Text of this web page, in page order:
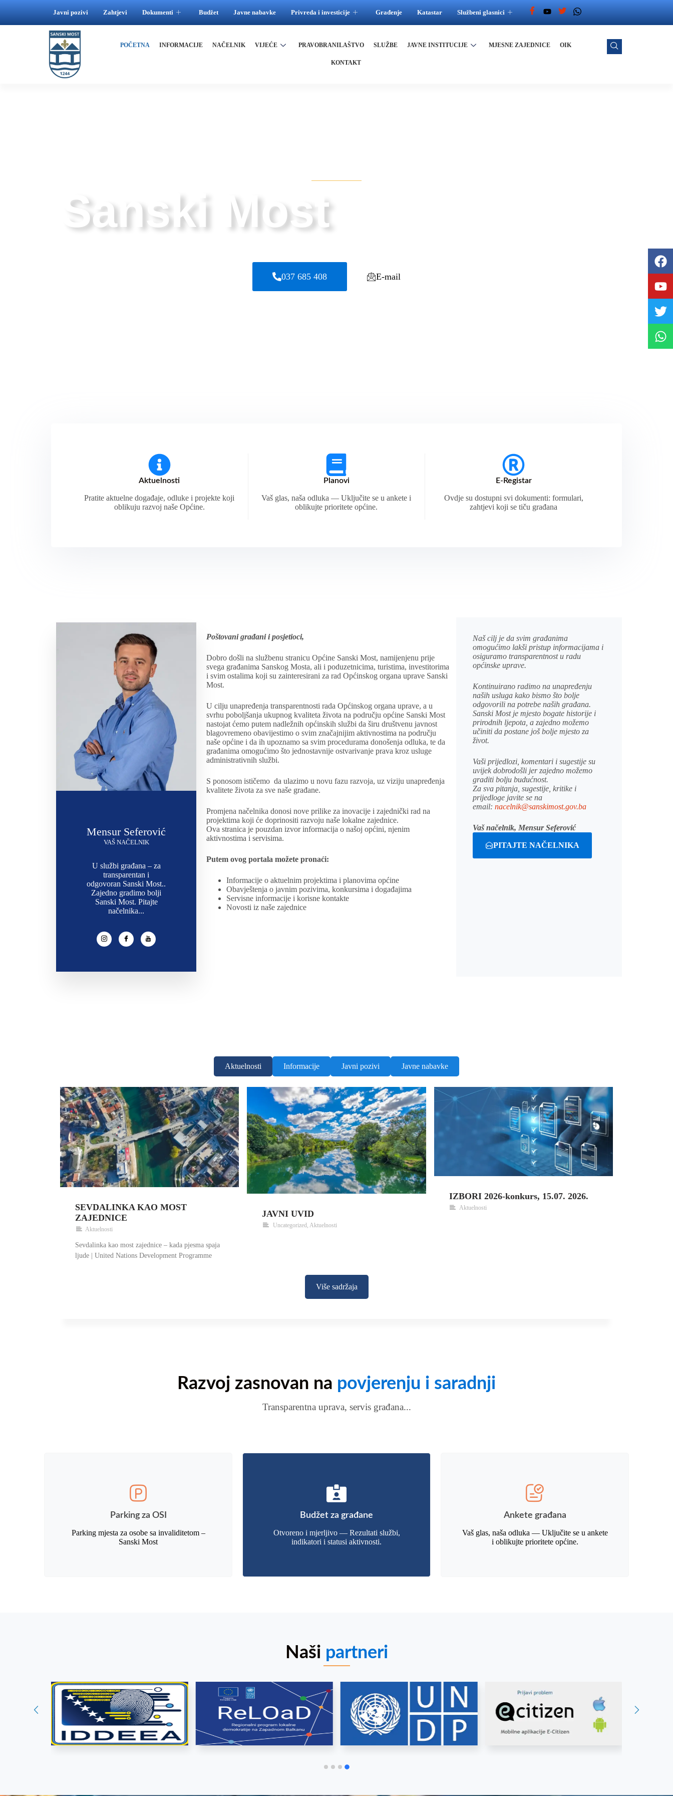
Javni pozivi Zahtjevi Dokumenti Budžet Javne nabavke Privreda i investicije Građenje Katastar Službeni glasnici
POČETNA INFORMACIJE NAČELNIK VIJEĆE PRAVOBRANILAŠTVO SLUŽBE JAVNE INSTITUCIJE MJESNE ZAJEDNICE OIK
KONTAKT
Sanski Most
037 685 408 E-mail
Aktuelnosti
Pratite aktuelne događaje, odluke i projekte koji
oblikuju razvoj naše Općine.
Planovi
Vaš glas, naša odluka — Uključite se u ankete i
oblikujte prioritete općine.
E-Registar
Ovdje su dostupni svi dokumenti: formulari,
zahtjevi koji se tiču građana
Mensur Seferović
VAŠ NAČELNIK
U službi građana – za
transparentan i
odgovoran Sanski Most..
Zajedno gradimo bolji
Sanski Most. Pitajte
načelnika...
Poštovani građani i posjetioci,
Dobro došli na službenu stranicu Općine Sanski Most, namijenjenu prije
svega građanima Sanskog Mosta, ali i poduzetnicima, turistima, investitorima
i svim ostalima koji su zainteresirani za rad Općinskog organa uprave Sanski
Most.
U cilju unapređenja transparentnosti rada Općinskog organa uprave, a u
svrhu poboljšanja ukupnog kvaliteta života na području općine Sanski Most
nastojat ćemo putem nadležnih općinskih službi da širu društvenu javnost
blagovremeno obavijestimo o svim značajnijim aktivnostima na području
naše općine i da ih upoznamo sa svim procedurama donošenja odluka, te da
građanima omogućimo što jednostavnije ostvarivanje prava kroz usluge
administrativnih službi.
S ponosom ističemo da ulazimo u novu fazu razvoja, uz viziju unapređenja
kvalitete života za sve naše građane.
Promjena načelnika donosi nove prilike za inovacije i zajednički rad na
projektima koji će doprinositi razvoju naše lokalne zajednice.
Ova stranica je pouzdan izvor informacija o našoj općini, njenim
aktivnostima i servisima.
Putem ovog portala možete pronaći:
Informacije o aktuelnim projektima i planovima općine
Obavještenja o javnim pozivima, konkursima i događajima
Servisne informacije i korisne kontakte
Novosti iz naše zajednice
Naš cilj je da svim građanima
omogućimo lakši pristup informacijama i
osiguramo transparentnost u radu
općinske uprave.
Kontinuirano radimo na unapređenju
naših usluga kako bismo što bolje
odgovorili na potrebe naših građana.
Sanski Most je mjesto bogate historije i
prirodnih ljepota, a zajedno možemo
učiniti da postane još bolje mjesto za
život.
Vaši prijedlozi, komentari i sugestije su
uvijek dobrodošli jer zajedno možemo
graditi bolju budućnost.
Za sva pitanja, sugestije, kritike i
prijedloge javite se na
email:nacelnik@sanskimost.gov.ba
Vaš načelnik, Mensur Seferović
PITAJTE NAČELNIKA
Aktuelnosti Informacije Javni pozivi Javne nabavke
SEVDALINKA KAO MOST
ZAJEDNICE
Aktuelnosti
Sevdalinka kao most zajednice – kada pjesma spaja
ljude | United Nations Development Programme
JAVNI UVID
Uncategorized , Aktuelnosti
IZBORI 2026-konkurs, 15.07. 2026.
Aktuelnosti
Više sadržaja
Razvoj zasnovan na povjerenju i saradnji
Transparentna uprava, servis građana...
Parking za OSI
Parking mjesta za osobe sa invaliditetom –
Sanski Most
Budžet za građane
Otvoreno i mjerljivo — Rezultati službi,
indikatori i statusi aktivnosti.
Ankete građana
Vaš glas, naša odluka — Uključite se u ankete
i oblikujte prioritete općine.
Naši partneri